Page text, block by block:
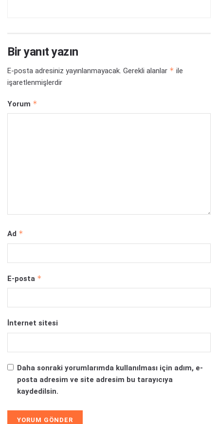
Bir yanıt yazın
E-posta adresiniz yayınlanmayacak. Gerekli alanlar * ile
işaretlenmişlerdir
Yorum *
Ad *
E-posta *
İnternet sitesi
Daha sonraki yorumlarımda kullanılması için adım, e-
posta adresim ve site adresim bu tarayıcıya
kaydedilsin.